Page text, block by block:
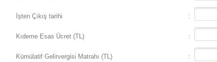
İşten Çıkış tarihi :
Kıdeme Esas Ücret (TL) :
Kümülatif Gelirvergisi Matrahı (TL) :